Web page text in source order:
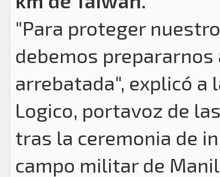
"Para proteger
debemos
arrebatada", explicó a
Logico, portavoz de
tras la ceremonia de
campo militar de